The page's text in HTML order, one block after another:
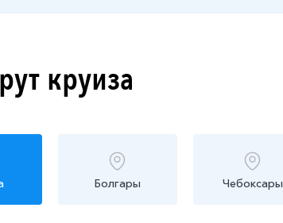
круиза
Болгары Чебоксары